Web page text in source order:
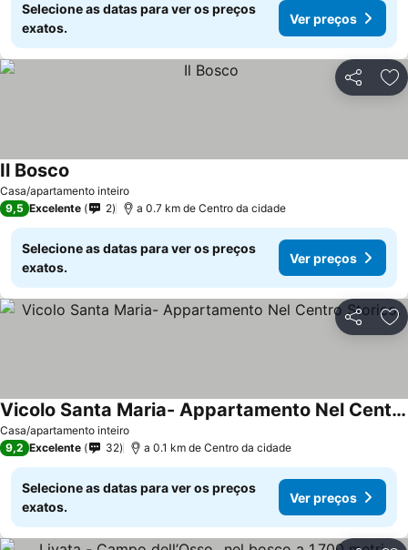
Selecione as datas para ver os preços
exatos.
Ver preços
Partilhar
Casa/apartamento inteiro
Il Bosco
9,5 Excelente 2 a 0.7 km de Centro da cidade
Selecione as datas para ver os preços
exatos.
Ver preços
Partilhar
Casa/apartamento inteiro
Vicolo Santa Maria- Appartamento Nel Centro Storico.
9,2 Excelente 32 a 0.1 km de Centro da cidade
Selecione as datas para ver os preços
exatos.
Ver preços